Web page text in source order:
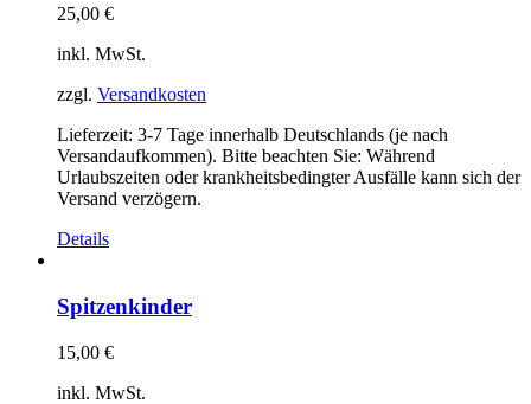
25,00 €
inkl. MwSt.
zzgl. Versandkosten
Lieferzeit: 3-7 Tage innerhalb Deutschlands (je nach
Versandaufkommen). Bitte beachten Sie: Während
Urlaubszeiten oder krankheitsbedingter Ausfälle kann sich der
Versand verzögern.
Details
Spitzenkinder
15,00 €
inkl. MwSt.